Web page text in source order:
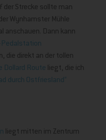
Strecke sollte man
Wynhamster Mühle
anschauen. Dann kann
Pedalstation
die direkt an der tollen
Dollard Route liegt, die ich
durch Ostfriesland“
liegt mitten im Zentrum